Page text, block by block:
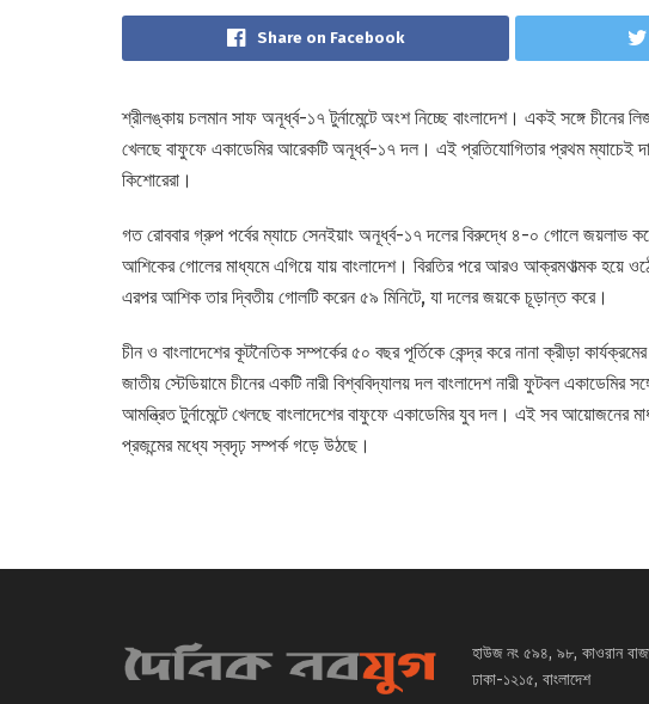
Share on Facebook
শ্রীলঙ্কায় চলমান সাফ অনূর্ধ্ব-১৭ টুর্নামেন্টে অংশ নিচ্ছে বাংলাদেশ। একই সঙ্গে চীনের
খেলছে বাফুফে একাডেমির আরেকটি অনূর্ধ্ব-১৭ দল। এই প্রতিযোগিতার প্রথম ম্যাচেই
কিশোরেরা।
গত রোববার গ্রুপ পর্বের ম্যাচে সেনইয়াং অনূর্ধ্ব-১৭ দলের বিরুদ্ধে ৪-০ গোলে জয়লাভ
আশিকের গোলের মাধ্যমে এগিয়ে যায় বাংলাদেশ। বিরতির পরে আরও আক্রমণাত্মক হয়ে
এরপর আশিক তার দ্বিতীয় গোলটি করেন ৫৯ মিনিটে, যা দলের জয়কে চূড়ান্ত করে।
চীন ও বাংলাদেশের কূটনৈতিক সম্পর্কের ৫০ বছর পূর্তিকে কেন্দ্র করে নানা ক্রীড়া
জাতীয় স্টেডিয়ামে চীনের একটি নারী বিশ্ববিদ্যালয় দল বাংলাদেশ নারী ফুটবল একাডেমির
আমন্ত্রিত টুর্নামেন্টে খেলছে বাংলাদেশের বাফুফে একাডেমির যুব দল। এই সব
প্রজন্মের মধ্যে স্বদৃঢ় সম্পর্ক গড়ে উঠছে।
হাউজ নং ৫৯৪, ৯৮, কাওরান
ঢাকা-১২১৫, বাংলাদেশ